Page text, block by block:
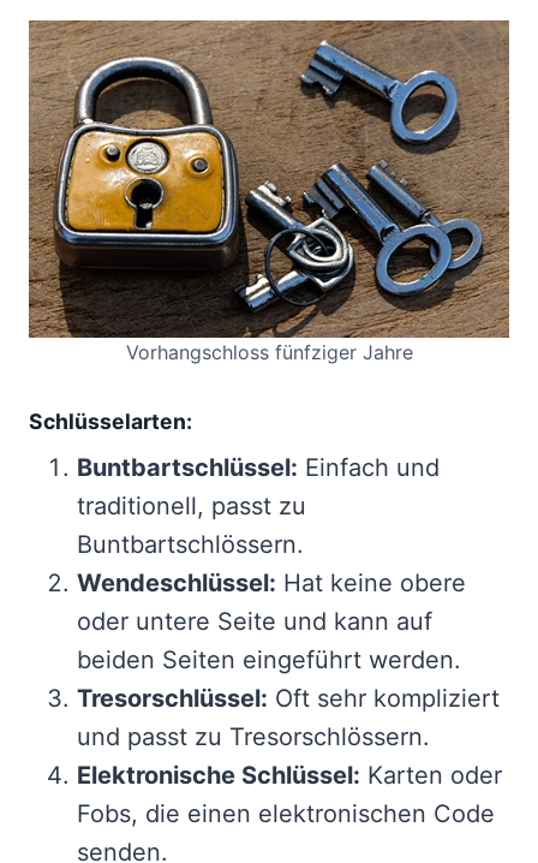
Vorhangschloss fünfziger Jahre
Schlüsselarten:
Buntbartschlüssel: Einfach und
traditionell, passt zu
Buntbartschlössern.
Wendeschlüssel: Hat keine obere
oder untere Seite und kann auf
beiden Seiten eingeführt werden.
Tresorschlüssel: Oft sehr kompliziert
und passt zu Tresorschlössern.
Elektronische Schlüssel: Karten oder
Fobs, die einen elektronischen Code
senden.